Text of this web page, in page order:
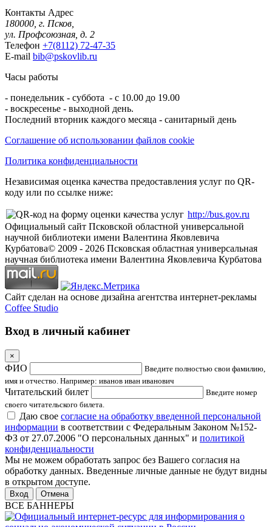
Контакты Адрес
180000, г. Псков,
ул. Профсоюзная, д. 2
Телефон +7(8112) 72-47-35
E-mail bib@pskovlib.ru
Часы работы
- понедельник - суббота - с 10.00 до 19.00
- воскресенье - выходной день.
Последний вторник каждого месяца - санитарный день
Соглашение об использовании файлов cookie
Политика конфиденциальности
Независимая оценка качества предоставления услуг по QR-
коду или по ссылке ниже:
http://bus.gov.ru
Официальный сайт Псковской областной универсальной
научной библиотеки имени Валентина Яковлевича
Курбатова© 2009 - 2026 Псковская областная универсальная
научная библиотека имени Валентина Яковлевича Курбатова
Сайт сделан на основе дизайна агентства интернет-рекламы
Coffee Studio
Вход в личный кабинет
×
ФИО
Введите полностью свои фамилию,
имя и отчество. Например: иванов иван иванович
Читательский билет
Введите номер
своего читательского билета.
Даю свое согласие на обработку введенной персональной
информации в соответствии с Федеральным Законом №152-
ФЗ от 27.07.2006 "О персональных данных" и политикой
конфиденциальности
Мы не можем обработать запрос без Вашего согласия на
обработку данных. Введенные личные данные не будут видны
в открытом доступе.
Отмена
ВСЕ БАННЕРЫ